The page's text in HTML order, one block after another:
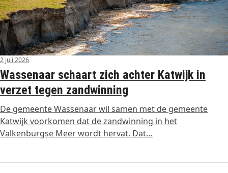
2 juli 2026
Wassenaar schaart zich achter Katwijk in
verzet tegen zandwinning
De gemeente Wassenaar wil samen met de gemeente
Katwijk voorkomen dat de zandwinning in het
Valkenburgse Meer wordt hervat. Dat…